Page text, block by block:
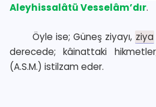
Aleyhissalâtü Vesselâm’dır.
Öyle ise; Güneş ziyayı, ziya
derecede; kâinattaki
(A.S.M.) istilzam eder.